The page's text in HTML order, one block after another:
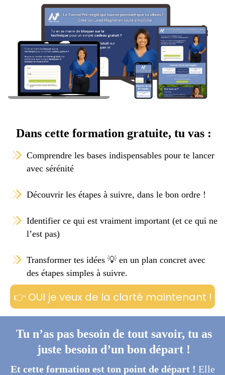
Dans cette formation gratuite, tu vas :
Comprendre les bases indispensables pour te lancer
avec sérénité
Découvrir les étapes à suivre, dans le bon ordre !
Identifier ce qui est vraiment important (et ce qui ne
l’est pas)
Transformer tes idées 💡 en un plan concret avec
des étapes simples à suivre.
👉 OUI je veux de la clarté maintenant !
Tu n’as pas besoin de tout savoir, tu as
juste besoin d’un bon départ !
Et cette formation est ton point de départ ! Elle